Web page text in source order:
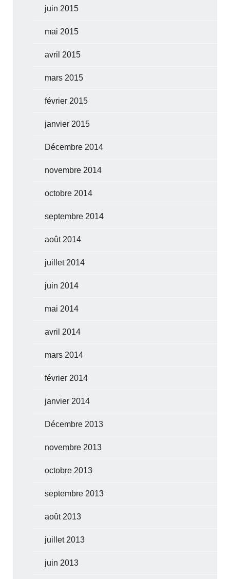
juin 2015
mai 2015
avril 2015
mars 2015
février 2015
janvier 2015
Décembre 2014
novembre 2014
octobre 2014
septembre 2014
août 2014
juillet 2014
juin 2014
mai 2014
avril 2014
mars 2014
février 2014
janvier 2014
Décembre 2013
novembre 2013
octobre 2013
septembre 2013
août 2013
juillet 2013
juin 2013